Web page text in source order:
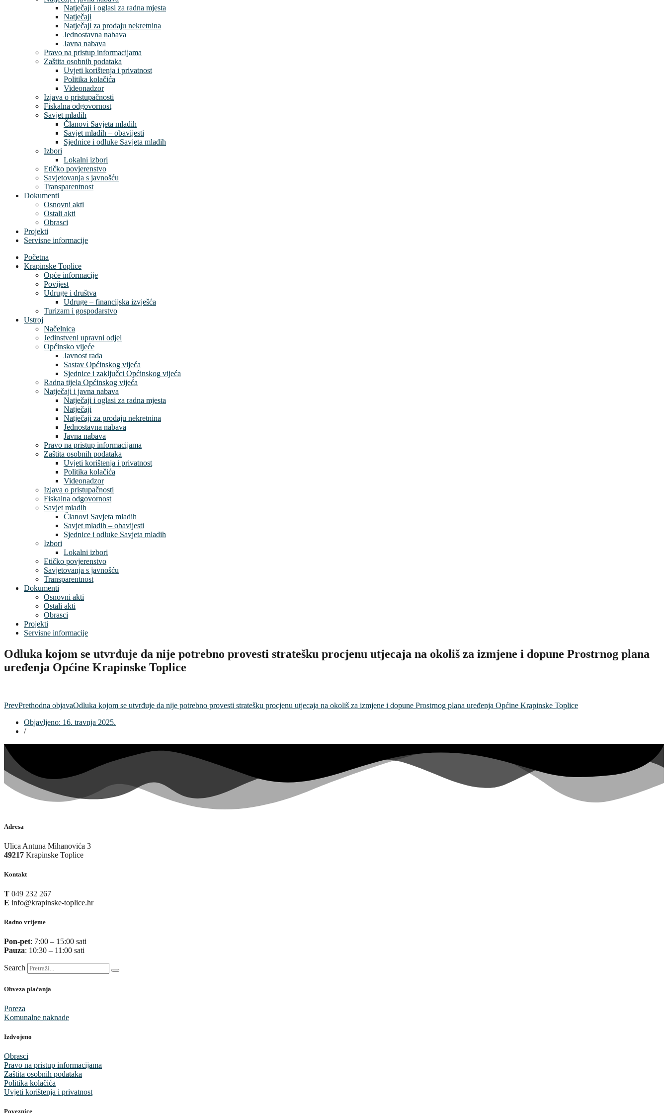
Natječaji i oglasi za radna mjesta
Natječaji
Natječaji za prodaju nekretnina
Jednostavna nabava
Javna nabava
Pravo na pristup informacijama
Zaštita osobnih podataka
Uvjeti korištenja i privatnost
Politika kolačića
Videonadzor
Izjava o pristupačnosti
Fiskalna odgovornost
Savjet mladih
Članovi Savjeta mladih
Savjet mladih – obavijesti
Sjednice i odluke Savjeta mladih
Izbori
Lokalni izbori
Etičko povjerenstvo
Savjetovanja s javnošću
Transparentnost
Dokumenti
Osnovni akti
Ostali akti
Obrasci
Projekti
Servisne informacije
Početna
Krapinske Toplice
Opće informacije
Povijest
Udruge i društva
Udruge – financijska izvješća
Turizam i gospodarstvo
Ustroj
Načelnica
Jedinstveni upravni odjel
Općinsko vijeće
Javnost rada
Sastav Općinskog vijeća
Sjednice i zaključci Općinskog vijeća
Radna tijela Općinskog vijeća
Natječaji i javna nabava
Natječaji i oglasi za radna mjesta
Natječaji
Natječaji za prodaju nekretnina
Jednostavna nabava
Javna nabava
Pravo na pristup informacijama
Zaštita osobnih podataka
Uvjeti korištenja i privatnost
Politika kolačića
Videonadzor
Izjava o pristupačnosti
Fiskalna odgovornost
Savjet mladih
Članovi Savjeta mladih
Savjet mladih – obavijesti
Sjednice i odluke Savjeta mladih
Izbori
Lokalni izbori
Etičko povjerenstvo
Savjetovanja s javnošću
Transparentnost
Dokumenti
Osnovni akti
Ostali akti
Obrasci
Projekti
Servisne informacije
Odluka kojom se utvrđuje da nije potrebno provesti stratešku procjenu utjecaja na okoliš za izmjene i dopune Prostrnog plana
uređenja Općine Krapinske Toplice
PrevPrethodna objavaOdluka kojom se utvrđuje da nije potrebno provesti stratešku procjenu utjecaja na okoliš za izmjene i dopune Prostrnog plana uređenja Općine Krapinske Toplice
Objavljeno: 16. travnja 2025.
/
Adresa
Ulica Antuna Mihanovića 3
49217 Krapinske Toplice
Kontakt
T 049 232 267
E info@krapinske-toplice.hr
Radno vrijeme
Pon-pet: 7:00 – 15:00 sati
Pauza: 10:30 – 11:00 sati
Search
Obveza plaćanja
Poreza
Komunalne naknade
Izdvojeno
Obrasci
Pravo na pristup informacijama
Zaštita osobnih podataka
Politika kolačića
Uvjeti korištenja i privatnost
Poveznice